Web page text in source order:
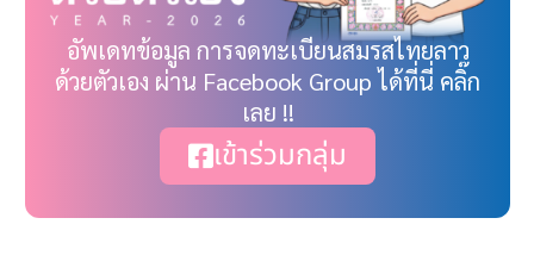
อัพเดทข้อมูล การจดทะเบียนสมรสไทยลาว
ด้วยตัวเอง ผ่าน Facebook Group ได้ที่นี่ คลิ๊ก
เลย !!
เข้าร่วมกลุ่ม